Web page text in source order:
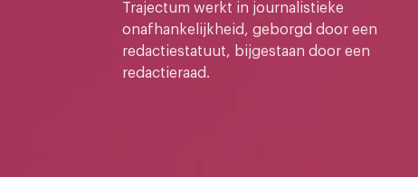
Trajectum werkt in journalistieke
onafhankelijkheid, geborgd door een
redactiestatuut, bijgestaan door een
redactieraad.